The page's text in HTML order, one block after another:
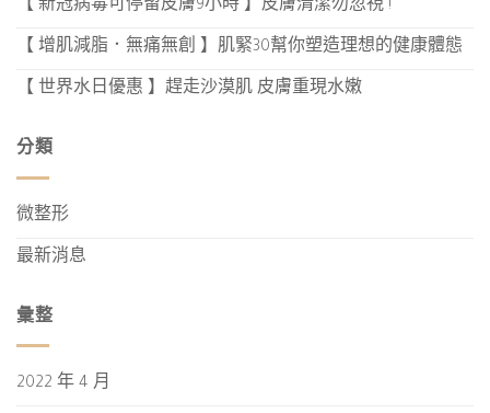
【 新冠病毒可停留皮膚9小時 】皮膚清潔勿忽視 !
【 增肌減脂．無痛無創 】肌緊30幫你塑造理想的健康體態
【 世界水日優惠 】趕走沙漠肌 皮膚重現水嫩
分類
微整形
最新消息
彙整
2022 年 4 月